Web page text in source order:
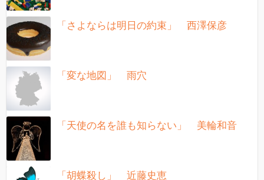
「さよならは明日の約束」 西澤保彦
「変な地図」 雨穴
「天使の名を誰も知らない」 美輪和音
「胡蝶殺し」 近藤史恵